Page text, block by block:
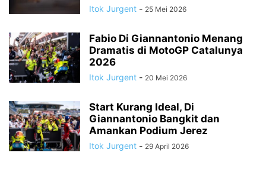
Itok Jurgent - 25 Mei 2026
Fabio Di Giannantonio Menang
Dramatis di MotoGP Catalunya
2026
Itok Jurgent - 20 Mei 2026
Start Kurang Ideal, Di
Giannantonio Bangkit dan
Amankan Podium Jerez
Itok Jurgent - 29 April 2026